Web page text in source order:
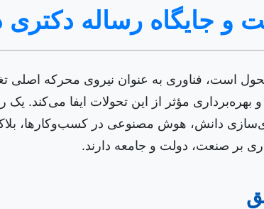
و جایگاه رساله دکتری
است، فناوری به عنوان نیروی محرکه اصلی
مؤثر از این تحولات ایفا می‌کند.
دانش، هوش مصنوعی در کسب‌وکارها،
بر صنعت، دولت و جامعه دارند.